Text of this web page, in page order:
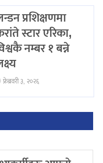
प्रशिक्षणमा
स्टार एरिका,
नम्बर १ बन्ने
फ्रेब्रवरी ३, २०२६